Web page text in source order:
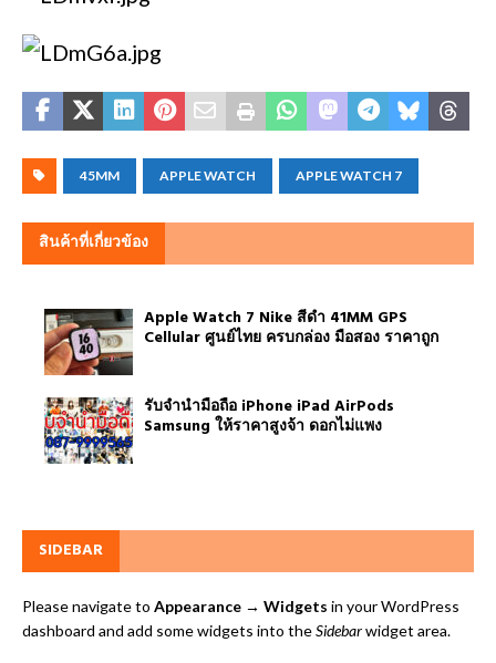
45MM APPLE WATCH APPLE WATCH 7
สินค้าที่เกี่ยวข้อง
Apple Watch 7 Nike สีดำ 41MM GPS
Cellular ศูนย์ไทย ครบกล่อง มือสอง ราคาถูก
รับจำนำมือถือ iPhone iPad AirPods
Samsung ให้ราคาสูงจ้า ดอกไม่แพง
SIDEBAR
Please navigate to Appearance → Widgets in your WordPress
dashboard and add some widgets into theSidebarwidget area.